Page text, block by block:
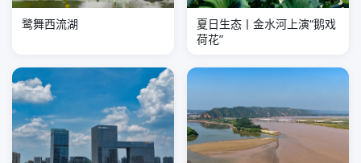
鹭舞西流湖
夏日生态丨金水河上演“鹅戏
荷花”